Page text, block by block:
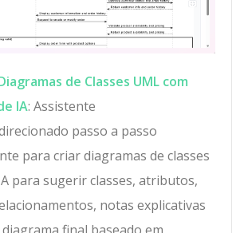
de Classes UML com
IA: Assistente
passo a passo
para criar diagramas de classes
para sugerir classes, atributos,
notas explicativas